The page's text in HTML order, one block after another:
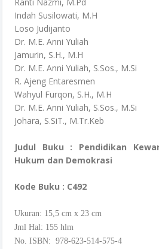
Indah Susilowati, M.H
Loso Judijanto
Dr. M.E. Anni Yuliah
Jamurin, S.H., M.H
Dr. M.E. Anni Yuliah, S.Sos., M.Si
R. Ajeng Entaresmen
Wahyul Furqon, S.H., M.H
Dr. M.E. Anni Yuliah, S.Sos., M.Si
Johara, S.SiT., M.Tr.Keb
Judul Buku : Pendidikan
Hukum dan Demokrasi
Kode Buku : C492
Ukuran: 15,5 cm x 23 cm
Jml Hal: 155 hlm
No. ISBN: 978-623-514-575-4